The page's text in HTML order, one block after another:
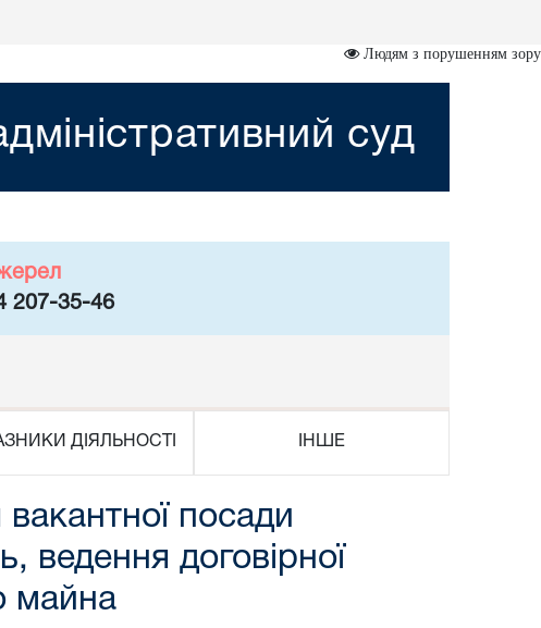
Людям з порушенням зору
суд
207-35-46
ДІЯЛЬНОСТІ ІНШЕ
посади
ведення договірної
майна